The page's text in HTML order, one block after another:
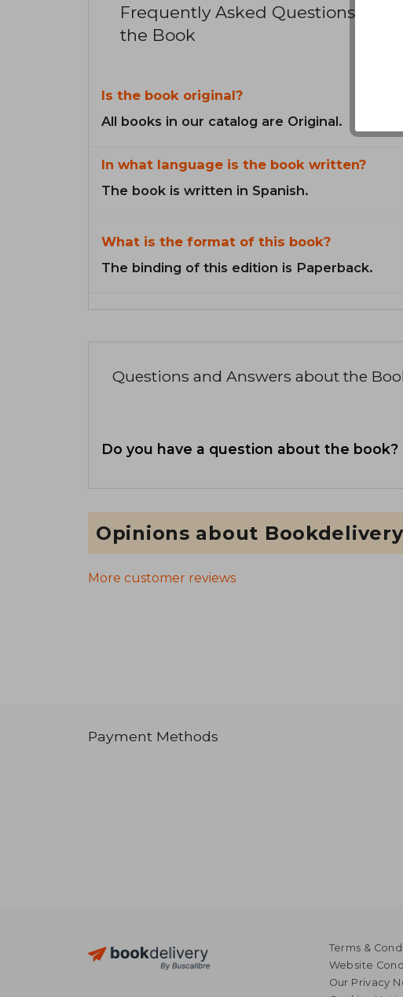
Frequently Asked Questions
the Book
Is the book original?
All books in our catalog are Original.
In what language is the book written?
The book is written in Spanish.
What is the format of this book?
The binding of this edition is Paperback.
Questions and Answers about the
Do you have a question about the book?
Opinions about Bookdelivery
More customer reviews
Payment Methods
Terms &
Website
Our Privacy